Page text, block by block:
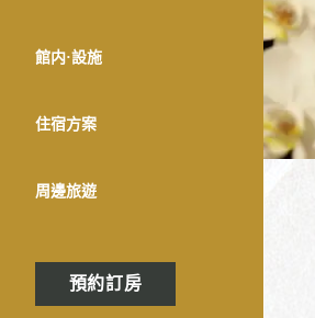
館内·設施
住宿方案
周邊旅遊
預約訂房